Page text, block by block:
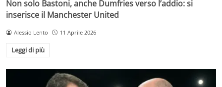
Non solo Bastoni, anche Dumfries verso l’addio: si
inserisce il Manchester United
Alessio Lento 11 Aprile 2026
Leggi di più